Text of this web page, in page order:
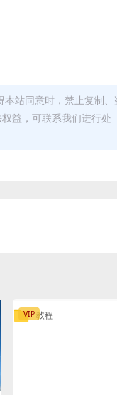
站同意时，禁止复制、
益，可联系我们进行处
VIP